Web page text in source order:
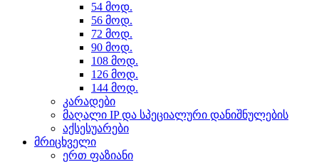
54 მოდ.
56 მოდ.
72 მოდ.
90 მოდ.
108 მოდ.
126 მოდ.
144 მოდ.
კარადები
მაღალი IP და სპეციალური დანიშნულების
აქსესუარები
მრიცხველი
ერთ ფაზიანი